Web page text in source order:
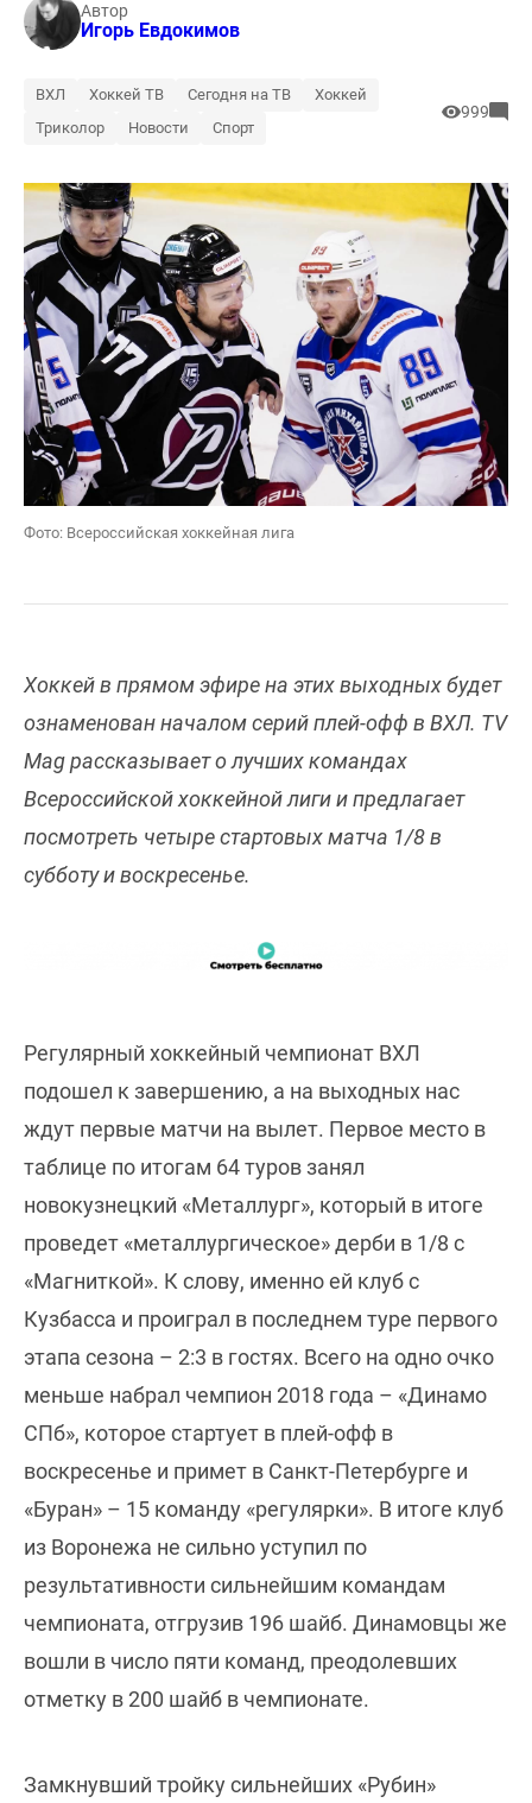
Автор
Игорь Евдокимов
ВХЛ Хоккей ТВ Сегодня на ТВ
Хоккей
Триколор
Новости Спорт
999
Фото: Всероссийская хоккейная лига
Хоккей в прямом эфире на этих выходных будет
ознаменован началом серий плей-офф в ВХЛ. TV
Mag рассказывает о лучших командах
Всероссийской хоккейной лиги и предлагает
посмотреть четыре стартовых матча 1/8 в
субботу и воскресенье.
Регулярный хоккейный чемпионат ВХЛ
подошел к завершению, а на выходных нас
ждут первые матчи на вылет. Первое место в
таблице по итогам 64 туров занял
новокузнецкий «Металлург», который в итоге
проведет «металлургическое» дерби в 1/8 с
«Магниткой». К слову, именно ей клуб с
Кузбасса и проиграл в последнем туре первого
этапа сезона – 2:3 в гостях. Всего на одно очко
меньше набрал чемпион 2018 года – «Динамо
СПб», которое стартует в плей-офф в
воскресенье и примет в Санкт-Петербурге и
«Буран» – 15 команду «регулярки». В итоге клуб
из Воронежа не сильно уступил по
результативности сильнейшим командам
чемпионата, отгрузив 196 шайб. Динамовцы же
вошли в число пяти команд, преодолевших
отметку в 200 шайб в чемпионате.
Замкнувший тройку сильнейших «Рубин»